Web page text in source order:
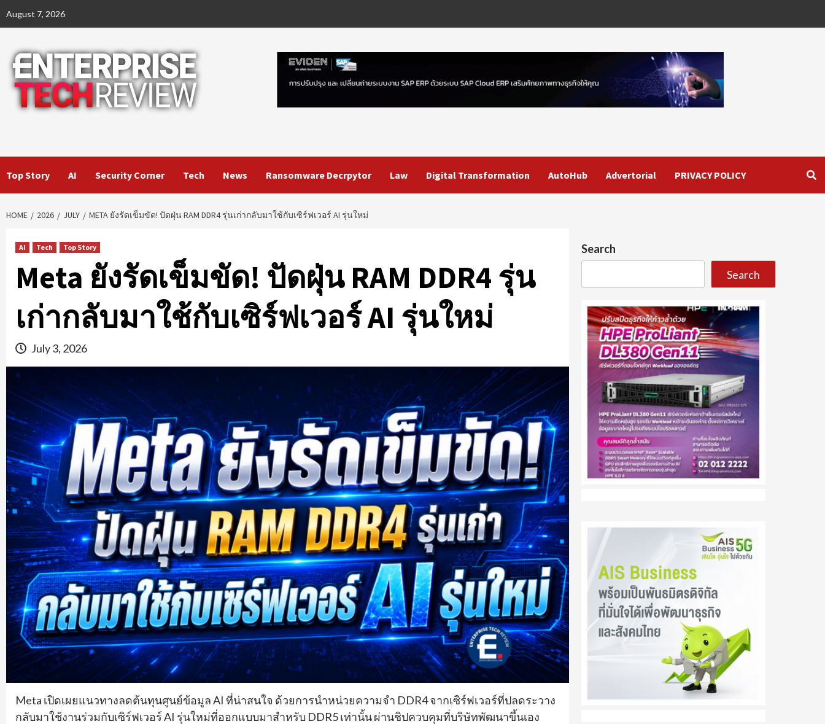
August 7, 2026
Top Story AI Security Corner Tech News Ransomware Decrpytor Law Digital Transformation AutoHub Advertorial PRIVACY POLICY
HOME 2026 JULY META ยังรัดเข็มขัด! ปัดฝุ่น RAM DDR4 รุ่นเก่ากลับมาใช้กับเซิร์ฟเวอร์ AI รุ่นใหม่
AI Tech Top Story
Meta ยังรัดเข็มขัด! ปัดฝุ่น RAM DDR4 รุ่น
เก่ากลับมาใช้กับเซิร์ฟเวอร์ AI รุ่นใหม่
July 3, 2026
Meta เปิดเผยแนวทางลดต้นทุนศูนย์ข้อมูล AI ที่น่าสนใจ ด้วยการนำหน่วยความจำ DDR4 จากเซิร์ฟเวอร์ที่ปลดระวาง
กลับมาใช้งานร่วมกับเซิร์ฟเวอร์ AI รุ่นใหม่ที่ออกแบบมาสำหรับ DDR5 เท่านั้น ผ่านชิปควบคุมที่บริษัทพัฒนาขึ้นเอง
Search
Search